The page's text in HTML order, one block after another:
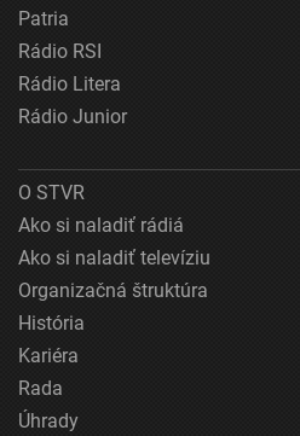
Patria
Rádio RSI
Rádio Litera
Rádio Junior
O STVR
Ako si naladiť rádiá
Ako si naladiť televíziu
Organizačná štruktúra
História
Kariéra
Rada
Úhrady